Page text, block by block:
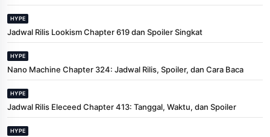
HYPE
Jadwal Rilis Lookism Chapter 619 dan Spoiler Singkat
HYPE
Nano Machine Chapter 324: Jadwal Rilis, Spoiler, dan Cara Baca
HYPE
Jadwal Rilis Eleceed Chapter 413: Tanggal, Waktu, dan Spoiler
HYPE